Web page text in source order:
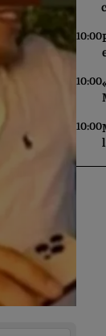
10:00
10:00
10:00